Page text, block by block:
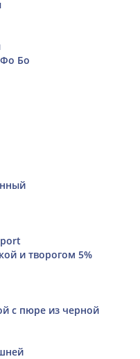
Фо Бо
и творогом 5%
с пюре из черной